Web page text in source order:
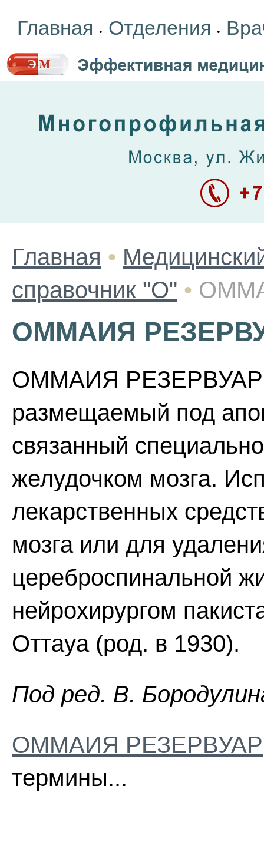
Главная • Отделения •
Главная •
справочник "О" •
ОММАИЯ
ОММАИЯ РЕЗЕРВУАР -
размещаемый под
связанный
желудочком мозга.
лекарственных
мозга или для
цереброспинальной
нейрохирургом
Оттауа (род. в 1930).
Пoд peд. B.
ОММАИЯ РЕЗЕРВУАР
термины...